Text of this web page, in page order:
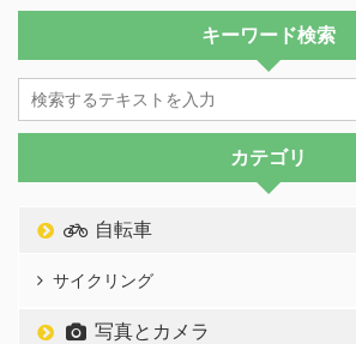
キーワード検索
カテゴリ
自転車
サイクリング
写真とカメラ